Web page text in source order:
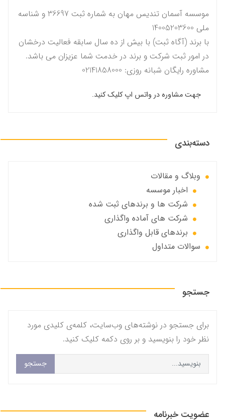
موسسه آسمان تندیس مهان به شماره ثبت 36697 و شناسه
ملی 14005203600
با برند (آگاه ثبت) با بیش از ده سال سابقه فعالیت درخشان
در امور ثبت شرکت و برند در خدمت شما عزیزان می باشد.
مشاوره رایگان شبانه روزی: 02141858000
جهت مشاوره در واتس اپ کلیک کنید.
دسته‌بندی
وبلاگ و مقالات
اخبار موسسه
شرکت ها و برندهای ثبت شده
شرکت های آماده واگذاری
برندهای قابل واگذاری
سوالات متداول
جستجو
برای جستجو در نوشته‌های وب‌سایت، کلمه‌ی کلیدی مورد
نظر خود را بنویسید و بر روی دکمه کلیک کنید.
جستجو
عضویت خبرنامه